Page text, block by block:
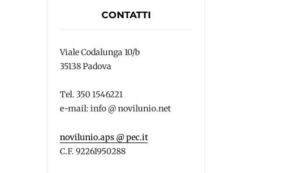
CONTATTI
Viale Codalunga 10/b
35138 Padova
Tel. 350 1546221
e-mail: info @ novilunio.net
novilunio.aps @ pec.it
C.F. 92261950288